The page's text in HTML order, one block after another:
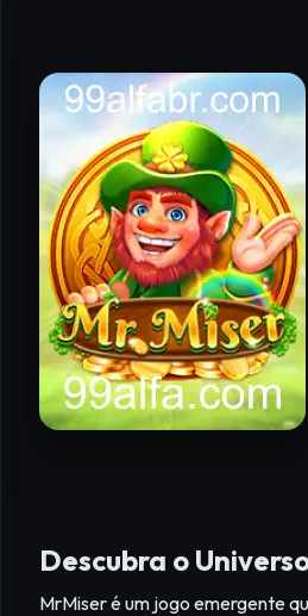
Descubra o
MrMiser é um jogo emergente